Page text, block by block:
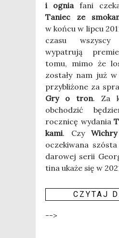
i ogniafani
Taniec ze
w koń­cu w lip­cu
cza­su wszy­scy
wypa­tru­ją
tomu, mimo że
zosta­ły nam już
przy­bli­żo­ne za
Gry o tron. Za
obcho­dzić
rocz­ni­cę wyda­nia
ka­mi. Czy
ocze­ki­wa­na
da­ro­wej serii
ti­na uka­że się w
CZY­TAJ
-->